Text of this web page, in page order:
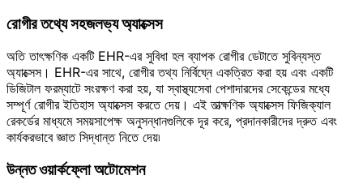
রোগীর তথ্যে সহজলভ্য অ্যাক্সেস
অতি তাৎক্ষণিক একটি EHR-এর সুবিধা হল ব্যাপক রোগীর ডেটাতে সুবিন্যস্ত
অ্যাক্সেস। EHR-এর সাথে, রোগীর তথ্য নির্বিঘ্নে একত্রিত করা হয় এবং একটি
ডিজিটাল ফরম্যাটে সংরক্ষণ করা হয়, যা স্বাস্থ্যসেবা পেশাদারদের সেকেন্ডের মধ্যে
সম্পূর্ণ রোগীর ইতিহাস অ্যাক্সেস করতে দেয়। এই তাত্ক্ষণিক অ্যাক্সেস ফিজিক্যাল
রেকর্ডের মাধ্যমে সময়সাপেক্ষ অনুসন্ধানগুলিকে দূর করে, প্রদানকারীদের দ্রুত এবং
কার্যকরভাবে জ্ঞাত সিদ্ধান্ত নিতে দেয়৷
উন্নত ওয়ার্কফ্লো অটোমেশন